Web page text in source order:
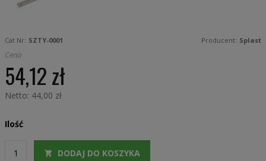
to
the
beginning
the
images
gallery
Cat Nr: SZTY-0001 Producent: Splast
Cena
54,12 zł
44,00 zł
Ilość
DODAJ DO KOSZYKA